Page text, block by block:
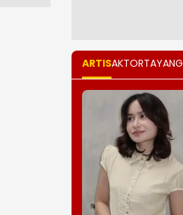
ARTISAKTORTAYANG